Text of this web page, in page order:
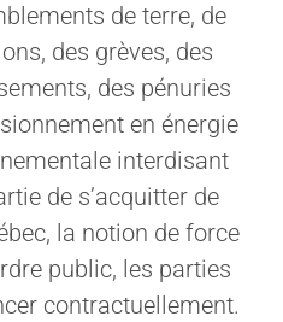
de terre, de
des grèves, des
des pénuries
en énergie
interdisant
de s’acquitter de
la notion de force
public, les parties
contractuellement.